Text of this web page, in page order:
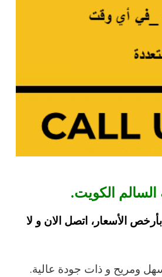
الكويت.
الأسعار، اتصل الان و لا
ومريح و ذات جودة عالية.